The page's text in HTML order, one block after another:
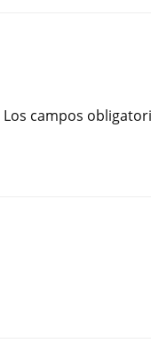
Los campos